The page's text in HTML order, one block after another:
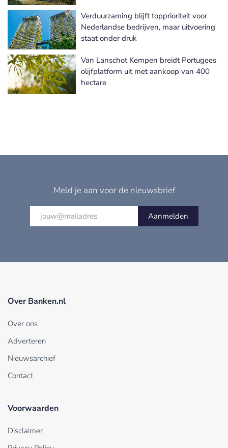
Verduurzaming blijft topprioriteit voor
Nederlandse bedrijven, maar uitvoering
staat onder druk
Van Lanschot Kempen breidt Portugees
olijfplatform uit met aankoop van 400
hectare
Meld je aan voor de nieuwsbrief
Aanmelden
Over Banken.nl
Over ons
Adverteren
Nieuwsarchief
Contact
Voorwaarden
Disclaimer